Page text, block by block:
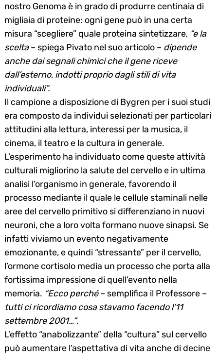
nostro Genoma è in grado di produrre centinaia di
migliaia di proteine: ogni gene può in una certa
misura “scegliere” quale proteina sintetizzare, “e la
scelta– spiega Pivato nel suo articolo – dipende
anche dai segnali chimici che il gene riceve
dall’esterno, indotti proprio dagli stili di vita
individuali”.
Il campione a disposizione di Bygren per i suoi studi
era composto da individui selezionati per particolari
attitudini alla lettura, interessi per la musica, il
cinema, il teatro e la cultura in generale.
L’esperimento ha individuato come queste attività
culturali migliorino la salute del cervello e in ultima
analisi l’organismo in generale, favorendo il
processo mediante il quale le cellule staminali nelle
aree del cervello primitivo si differenziano in nuovi
neuroni, che a loro volta formano nuove sinapsi. Se
infatti viviamo un evento negativamente
emozionante, e quindi “stressante” per il cervello,
l’ormone cortisolo media un processo che porta alla
fortissima impressione di quell’evento nella
memoria. “Ecco perché– semplifica il Professore –
tutti ci ricordiamo cosa stavamo facendo l’11
settembre 2001…”.
L’effetto “anabolizzante” della “cultura” sul cervello
può aumentare l’aspettativa di vita anche di decine